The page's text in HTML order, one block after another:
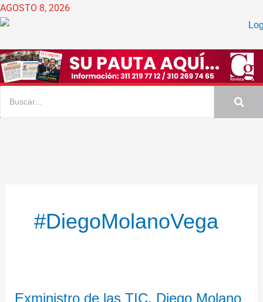
Ir
al
AGOSTO 8, 2026
#DiegoMolanoVega
Exministro de las TIC, Diego Molano
de